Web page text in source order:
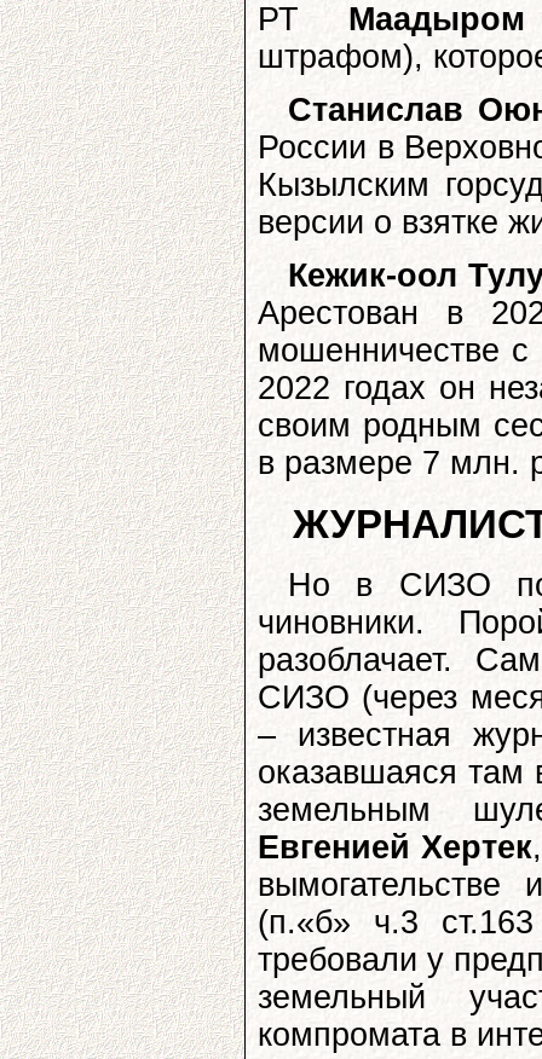
РТ
штрафом),
Станислав
России в
Кызылским
версии о взятке
Кежик-оол
Арестован в
мошенничестве
2022 годах он
своим родным
в размере 7 млн.
Но в СИЗО
чиновники.
разоблачает.
СИЗО (через
– известная
оказавшаяся там
земельным
Евгенией Хертек
(п.«б» ч.3
требовали у
земельный
компромата в